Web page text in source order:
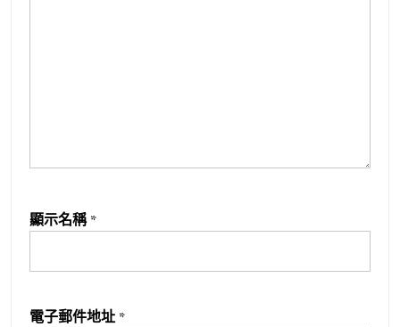
顯示名稱 *
電子郵件地址 *